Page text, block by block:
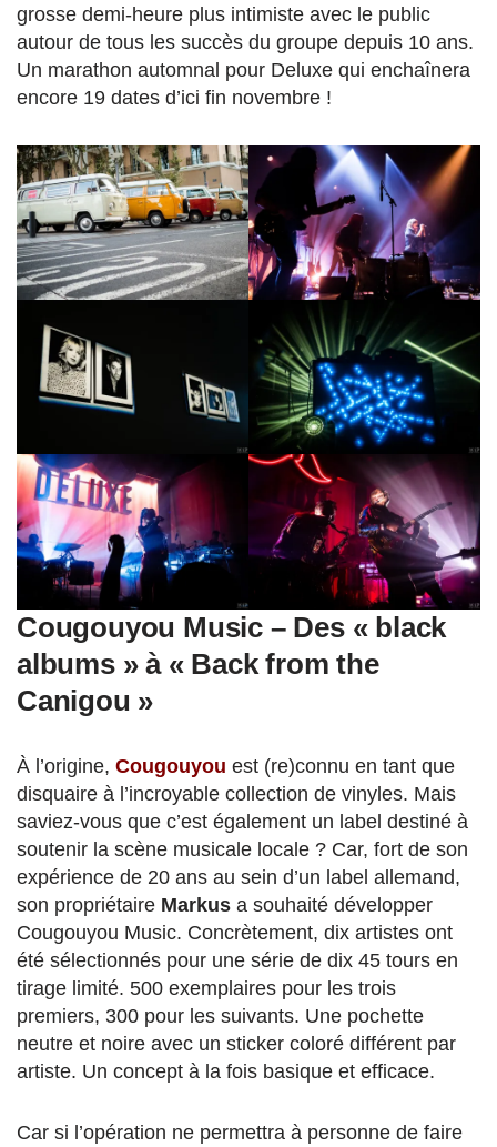
grosse demi-heure plus intimiste avec le public
autour de tous les succès du groupe depuis 10 ans.
Un marathon automnal pour Deluxe qui enchaînera
encore 19 dates d’ici fin novembre !
Cougouyou Music – Des « black
albums » à « Back from the
Canigou »
À l’origine, Cougouyou est (re)connu en tant que
disquaire à l’incroyable collection de vinyles. Mais
saviez-vous que c’est également un label destiné à
soutenir la scène musicale locale ? Car, fort de son
expérience de 20 ans au sein d’un label allemand,
son propriétaire Markus a souhaité développer
Cougouyou Music. Concrètement, dix artistes ont
été sélectionnés pour une série de dix 45 tours en
tirage limité. 500 exemplaires pour les trois
premiers, 300 pour les suivants. Une pochette
neutre et noire avec un sticker coloré différent par
artiste. Un concept à la fois basique et efficace.
Car si l’opération ne permettra à personne de faire